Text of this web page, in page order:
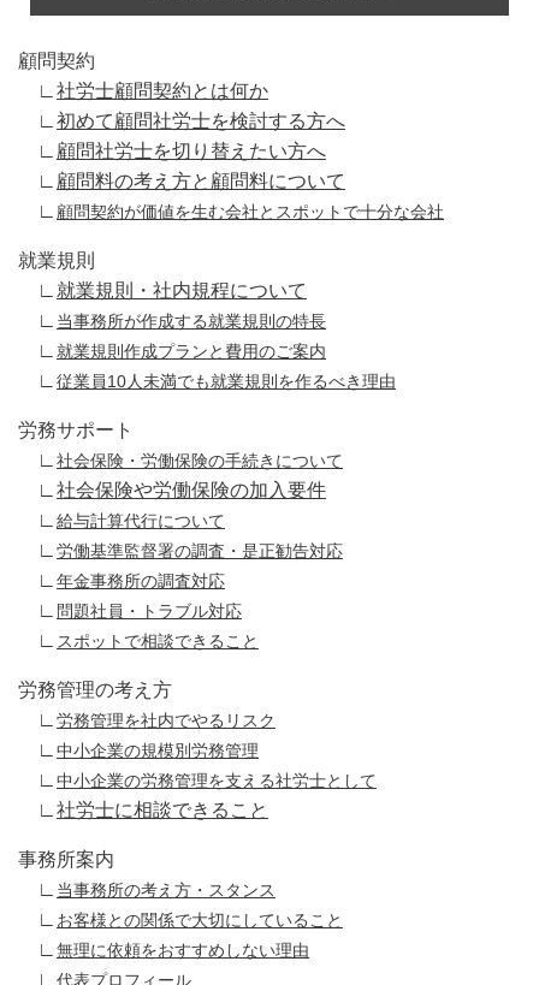
顧問契約
∟ 社労士顧問契約とは何か
∟ 初めて顧問社労士を検討する方へ
∟ 顧問社労士を切り替えたい方へ
∟ 顧問料の考え方と顧問料について
∟ 顧問契約が価値を生む会社とスポットで十分な会社
就業規則
∟ 就業規則・社内規程について
∟ 当事務所が作成する就業規則の特長
∟ 就業規則作成プランと費用のご案内
∟ 従業員10人未満でも就業規則を作るべき理由
労務サポート
∟ 社会保険・労働保険の手続きについて
∟ 社会保険や労働保険の加入要件
∟ 給与計算代行について
∟ 労働基準監督署の調査・是正勧告対応
∟ 年金事務所の調査対応
∟ 問題社員・トラブル対応
∟ スポットで相談できること
労務管理の考え方
∟ 労務管理を社内でやるリスク
∟ 中小企業の規模別労務管理
∟ 中小企業の労務管理を支える社労士として
∟ 社労士に相談できること
事務所案内
∟ 当事務所の考え方・スタンス
∟ お客様との関係で大切にしていること
∟ 無理に依頼をおすすめしない理由
∟ 代表プロフィール